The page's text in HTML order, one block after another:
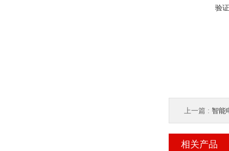
验
上一篇 : 智能
相关产品